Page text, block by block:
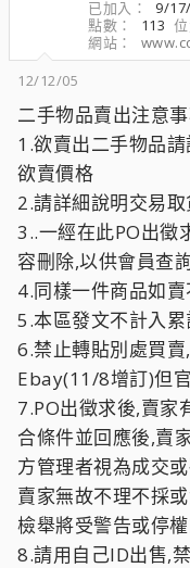
已加入
9/
點數
113
網站
12/12/05
二手物品賣出注意
1.欲賣出二手物品
欲賣價格
2.請詳細說明交易
3..一經在此PO出徵
容刪除,以供會員查
4.同樣一件商品如
5.本區發文不計入
6.禁止轉貼別處買
Ebay(11/8增訂)但
7.PO出徵求後,賣家
合條件並回應後,賣
方管理者視為成交
賣家無故不理不採
檢舉將受警告或停
8.請用自己ID出售,